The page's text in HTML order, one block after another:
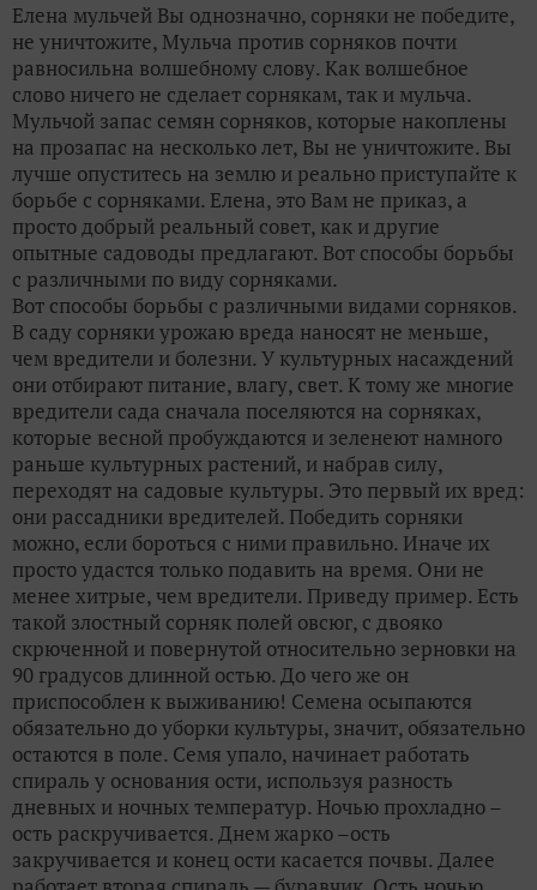
Елена мульчей Вы однозначно, сорняки не победите,
не уничтожите, Мульча против сорняков почти
равносильна волшебному слову. Как волшебное
слово ничего не сделает сорнякам, так и мульча.
Мульчой запас семян сорняков, которые накоплены
на прозапас на несколько лет, Вы не уничтожите. Вы
лучше опуститесь на землю и реально приступайте к
борьбе с сорняками. Елена, это Вам не приказ, а
просто добрый реальный совет, как и другие
опытные садоводы предлагают. Вот способы борьбы
с различными по виду сорняками.
Вот способы борьбы с различными видами сорняков.
В саду сорняки урожаю вреда наносят не меньше,
чем вредители и болезни. У культурных насаждений
они отбирают питание, влагу, свет. К тому же многие
вредители сада сначала поселяются на сорняках,
которые весной пробуждаются и зеленеют намного
раньше культурных растений, и набрав силу,
переходят на садовые культуры. Это первый их вред:
они рассадники вредителей. Победить сорняки
можно, если бороться с ними правильно. Иначе их
просто удастся только подавить на время. Они не
менее хитрые, чем вредители. Приведу пример. Есть
такой злостный сорняк полей овсюг, с двояко
скрюченной и повернутой относительно зерновки на
90 градусов длинной остью. До чего же он
приспособлен к выживанию! Семена осыпаются
обязательно до уборки культуры, значит, обязательно
остаются в поле. Семя упало, начинает работать
спираль у основания ости, используя разность
дневных и ночных температур. Ночью прохладно –
ость раскручивается. Днем жарко –ость
закручивается и конец ости касается почвы. Далее